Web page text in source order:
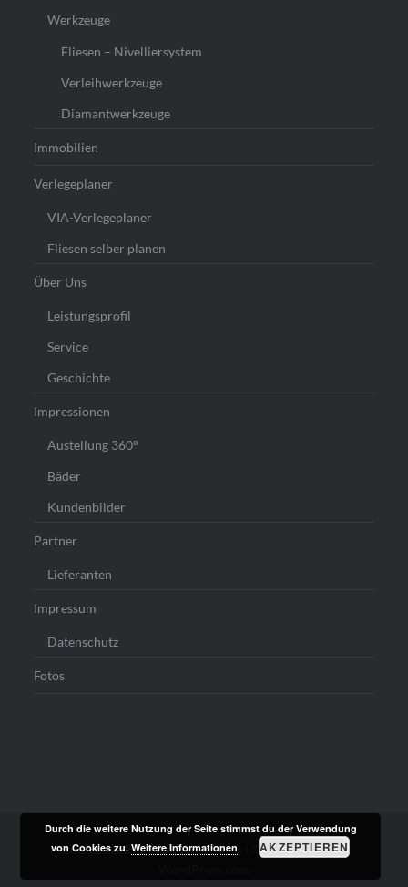
Werkzeuge
Fliesen – Nivelliersystem
Verleihwerkzeuge
Diamantwerkzeuge
Immobilien
Verlegeplaner
VIA-Verlegeplaner
Fliesen selber planen
Über Uns
Leistungsprofil
Service
Geschichte
Impressionen
Austellung 360°
Bäder
Kundenbilder
Partner
Lieferanten
Impressum
Datenschutz
Fotos
Stolz präsentiert von WordPress
Theme: Dyad von
Durch die weitere Nutzung der Seite stimmst du der Verwendung
von Cookies zu.Weitere Informationen AKZEPTIEREN